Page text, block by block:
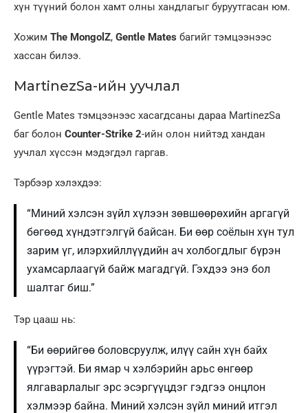
хүн түүний болон хамт олны хандлагыг буруутгасан юм.
Хожим The MongolZ, Gentle Mates багийг тэмцээнээс
хассан билээ.
MartinezSa-ийн уучлал
Gentle Mates тэмцээнээс хасагдсаны дараа MartinezSa
баг болон Counter-Strike 2-ийн олон нийтэд хандан
уучлал хүссэн мэдэгдэл гаргав.
Тэрбээр хэлэхдээ:
“Миний хэлсэн зүйл хүлээн зөвшөөрөхийн аргагүй
бөгөөд хүндэтгэлгүй байсан. Би өөр соёлын хүн тул
зарим үг, илэрхийллүүдийн ач холбогдлыг бүрэн
ухамсарлаагүй байж магадгүй. Гэхдээ энэ бол
шалтаг биш.”
Тэр цааш нь:
“Би өөрийгөө боловсруулж, илүү сайн хүн байх
үүрэгтэй. Би ямар ч хэлбэрийн арьс өнгөөр
ялгаварлалыг эрс эсэргүүцдэг гэдгээ онцлон
хэлмээр байна. Миний хэлсэн зүйл миний итгэл